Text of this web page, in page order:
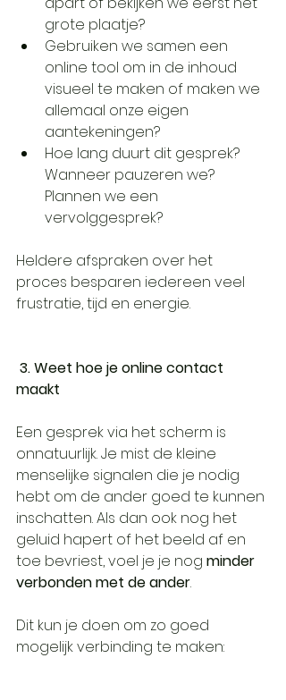
grote plaatje?
Gebruiken we samen een
online tool om in de inhoud
visueel te maken of maken we
allemaal onze eigen
aantekeningen?
Hoe lang duurt dit gesprek?
Wanneer pauzeren we?
Plannen we een
vervolggesprek?
Heldere afspraken over het
proces besparen iedereen veel
frustratie, tijd en energie.
3. Weet hoe je online contact
maakt
Een gesprek via het scherm is
onnatuurlijk. Je mist de kleine
menselijke signalen die je nodig
hebt om de ander goed te kunnen
inschatten. Als dan ook nog het
geluid hapert of het beeld af en
toe bevriest, voel je je nog minder
verbonden met de ander.
Dit kun je doen om zo goed
mogelijk verbinding te maken: